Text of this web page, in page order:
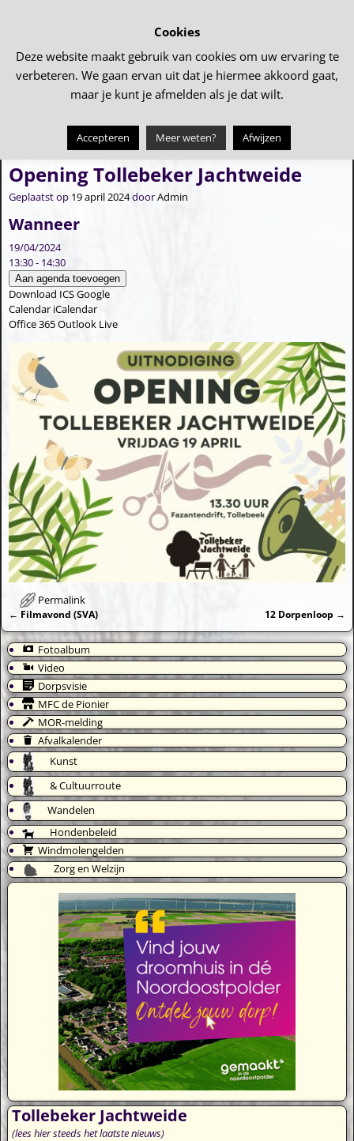
Bericht navigatie
Filmavond (SVA) 12 Dorpenloop
Opening Tollebeker Jachtweide
Geplaatst op 19 april 2024doorAdmin
Wanneer
19/04/2024
13:30 - 14:30
Aan agenda toevoegen
Download ICSGoogle
Calendar iCalendar
Office 365Outlook Live
Permalink
Bericht navigatie
← Filmavond (SVA) 12 Dorpenloop →
Fotoalbum
Video
Dorpsvisie
MFC de Pionier
MOR-melding
Afvalkalender
Kunst
& Cultuurroute
Wandelen
Hondenbeleid
Windmolengelden
Zorg en Welzijn
Tollebeker Jachtweide
(lees hier steeds het laatste nieuws)
Cookies
Deze website maakt gebruik van cookies om uw ervaring te
verbeteren. We gaan ervan uit dat je hiermee akkoord gaat,
maar je kunt je afmelden als je dat wilt.
Accepteren Meer weten? Afwijzen